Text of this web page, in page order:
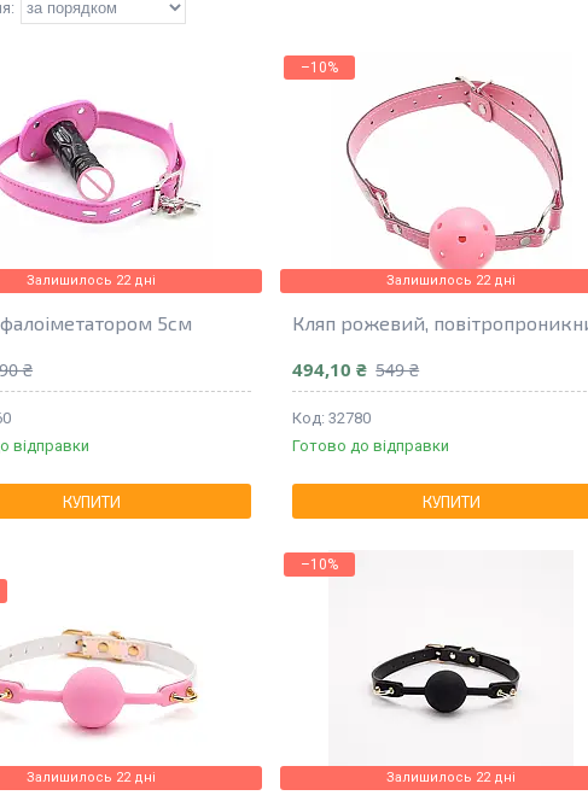
Залишилось 22 дні
фалоіметатором 5см
₴
відправки
КУПИТИ
–10%
Залишилось 22 дні
Кляп рожевий,
494,10 ₴ 549 ₴
32780
Готово до відправки
КУПИТИ
Залишилось 22 дні
–10%
Залишилось 22 дні